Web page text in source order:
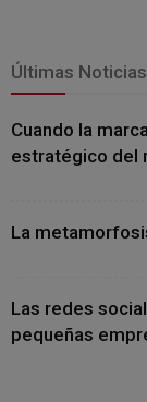
Últimas Noticias
Cuando la
estratégico del
La
Las redes
pequeñas